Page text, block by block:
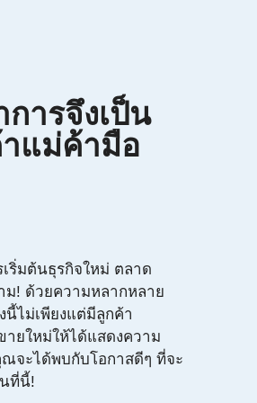
ารจึงเป็น
แม่ค้ามือ
ริ่มต้นธุรกิจใหม่ ตลาด
! ด้วยความหลากหลาย
ไม่เพียงแต่มีลูกค้า
ยใหม่ให้ได้แสดงความ
จะได้พบกับโอกาสดีๆ ที่จะ
ที่นี้!